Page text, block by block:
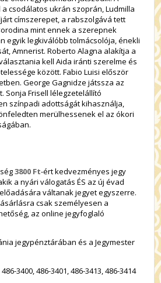
csodálatos ukrán szoprán, Ludmilla
címszerepet, a rabszolgává tett
mint ennek a szerepnek
egyik legkiválóbb tolmácsolója, énekli
Amnerist. Roberto Alagna alakítja a
kell Aida iránti szerelme és
között. Fabio Luisi először
George Gagnidze játssza az
Sonja Frisell lélegzetelállító
színpadi adottságát kihasználja,
merülhessenek el az ókori
3800 Ft-ért kedvezményes jegy
a nyári válogatás ÉS az új évad
váltanak jegyet egyszerre.
csak személyesen a
az online jegyfoglaló
jegypénztárában és a Jegymester
3400, 486-3401, 486-3413, 486-3414